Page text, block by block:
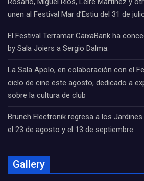
unen al Festival Mar d’Estiu del 31 de
El Festival Terramar CaixaBank ha
by Sala Joiers a Sergio Dalma.
La Sala Apolo, en colaboración con el
ciclo de cine este agosto, dedicado a
sobre la cultura de club
Brunch Electronik regresa a los
el 23 de agosto y el 13 de septiembre
Gallery